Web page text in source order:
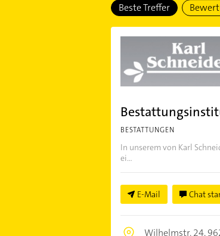
Beste Treffer
BESTATTUNGEN
In unserem von Karl
ei...
E-Mail Chat
Wilhelmstr. 24,